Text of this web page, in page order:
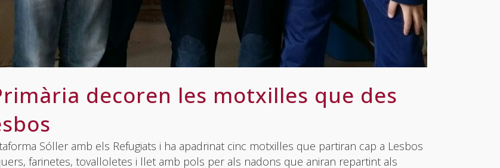
decoren les motxilles que des
Sóller amb els Refugiats i ha apadrinat cinc motxilles que partiran cap a Lesbos
farinetes, tovalloletes i llet amb pols per als nadons que aniran repartint als